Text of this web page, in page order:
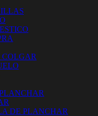
COLGAR
DE PLANCHAR